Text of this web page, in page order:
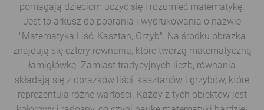
pomagają dzieciom uczyć się i rozumieć matematykę.
Jest to arkusz do pobrania i wydrukowania o nazwie
"Matematyka Liść, Kasztan, Grzyb". Na środku obrazka
znajdują się cztery równania, które tworzą matematyczną
łamigłówkę. Zamiast tradycyjnych liczb, równania
składają się z obrazków liści, kasztanów i grzybów, które
reprezentują różne wartości. Każdy z tych obiektów jest